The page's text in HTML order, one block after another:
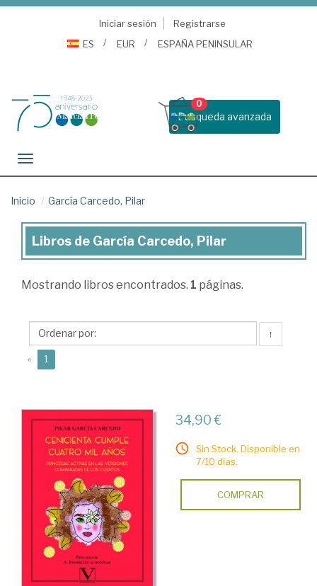
Iniciar sesión
Registrarse
ES
EUR ESPAÑA PENINSULAR
Busqueda avanzada
0
Toggle navigation
Inicio García Carcedo, Pilar
Libros
García
Pilar
Libros de García Carcedo, Pilar
Mostrando libros encontrados. 1 páginas.
↑
« 1
34,90 €
Sin Stock. Disponible en
7/10 días.
COMPRAR